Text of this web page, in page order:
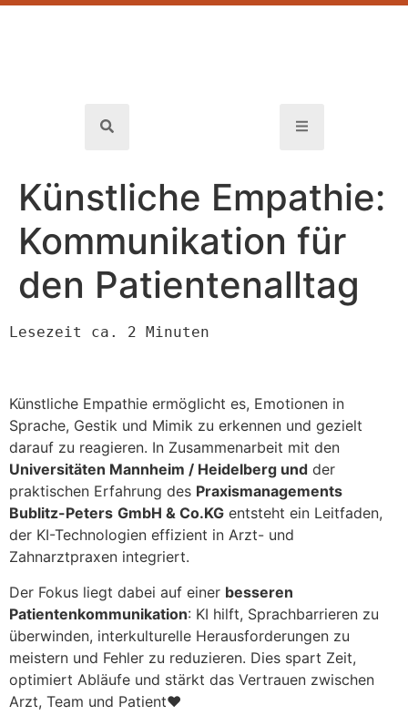
Künstliche Empathie:
Kommunikation für
den Patientenalltag
Lesezeit ca. 2 Minuten
Künstliche Empathie ermöglicht es, Emotionen in
Sprache, Gestik und Mimik zu erkennen und gezielt
darauf zu reagieren. In Zusammenarbeit mit den
Universitäten Mannheim / Heidelberg und der
praktischen Erfahrung des Praxismanagements
Bublitz-Peters GmbH & Co.KG entsteht ein Leitfaden,
der KI-Technologien effizient in Arzt- und
Zahnarztpraxen integriert.
Der Fokus liegt dabei auf einer besseren
Patientenkommunikation: KI hilft, Sprachbarrieren zu
überwinden, interkulturelle Herausforderungen zu
meistern und Fehler zu reduzieren. Dies spart Zeit,
optimiert Abläufe und stärkt das Vertrauen zwischen
Arzt, Team und Patient❤️